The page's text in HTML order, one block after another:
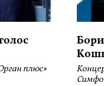
плюс»